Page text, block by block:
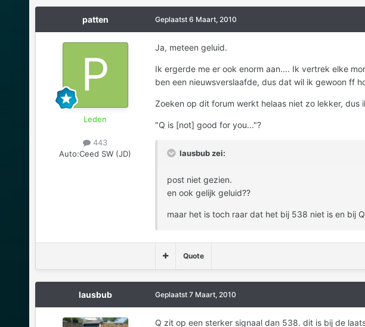
patten
Leden
443
Auto:Ceed SW (JD)
Geplaatst 6 Maart, 2010
Ja, meteen geluid.
Ik ergerde me er ook enorm aan.... Ik vertrek elke
ben een nieuwsverslaafde, dus dat wil ik gewoon ff
Zoeken op dit forum werkt helaas niet zo lekker, dus
"Q is [not] good for you..."?
lausbub zei:
post niet gezien.
en ook gelijk geluid??
maar het is toch raar dat het bij 538 niet is en bij
Quote
lausbub Geplaatst 7 Maart, 2010
Q zit op een sterker signaal dan 538. dit is bij de